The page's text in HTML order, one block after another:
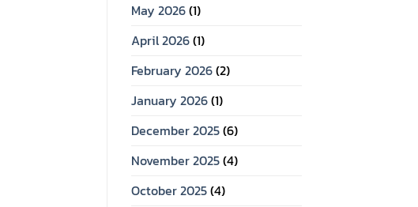
May 2026(1)
April 2026(1)
February 2026(2)
January 2026(1)
December 2025(6)
November 2025(4)
October 2025(4)